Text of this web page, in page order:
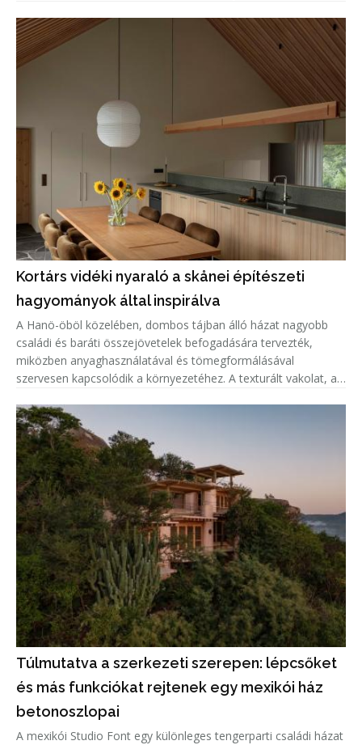
között teljes és
Kortárs vidéki nyaraló a skånei építészeti
hagyományok által inspirálva
A Hanö-öböl közelében, dombos tájban álló házat nagyobb
családi és baráti összejövetelek befogadására tervezték,
miközben anyaghasználatával és tömegformálásával
szervesen kapcsolódik a környezetéhez. A texturált vakolat, a
hagyományokra, vala
Túlmutatva a szerkezeti szerepen: lépcsőket
és más funkciókat rejtenek egy mexikói ház
betonoszlopai
A mexikói Studio Font egy különleges tengerparti családi házat